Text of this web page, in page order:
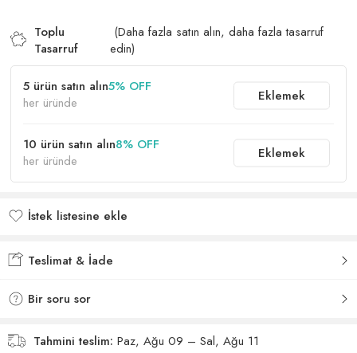
Toplu
Tasarruf
(Daha fazla satın alın, daha fazla tasarruf
edin)
5 ürün satın alın5% OFF
her üründe
Eklemek
10 ürün satın alın8% OFF
her üründe
Eklemek
İstek listesine ekle
Teslimat & İade
Bir soru sor
Tahmini teslim: Paz, Ağu 09 – Sal, Ağu 11